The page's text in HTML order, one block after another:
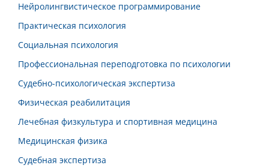
Нейролингвистическое программирование
Практическая психология
Социальная психология
Профессиональная переподготовка по психологии
Судебно-психологическая экспертиза
Физическая реабилитация
Лечебная физкультура и спортивная медицина
Медицинская физика
Судебная экспертиза